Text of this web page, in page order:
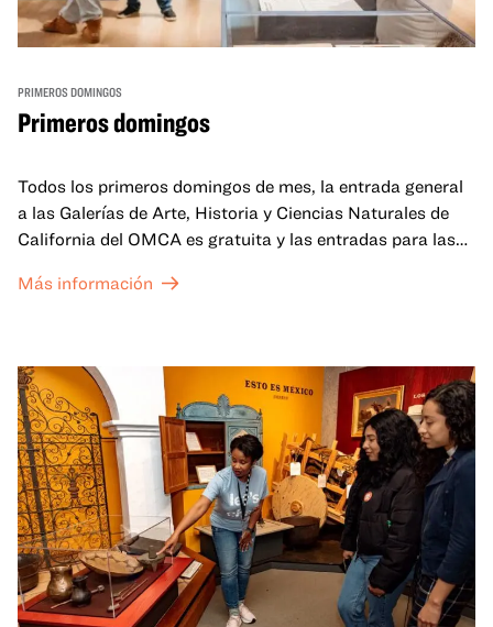
PRIMEROS DOMINGOS
Primeros domingos
Todos los primeros domingos de mes, la entrada general
a las Galerías de Arte, Historia y Ciencias Naturales de
California del OMCA es gratuita y las entradas para las
a un precio reducido de 6 $.
Más información